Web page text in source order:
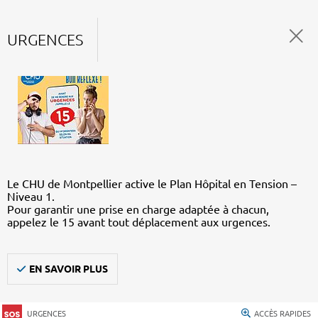
URGENCES
Le CHU de Montpellier active le Plan Hôpital en Tension –
Niveau 1.
Pour garantir une prise en charge adaptée à chacun,
appelez le 15 avant tout déplacement aux urgences.
EN SAVOIR PLUS
URGENCES ACCÈS RAPIDES